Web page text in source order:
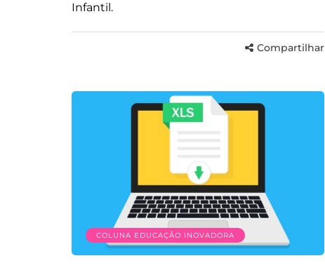
Infantil.
Compartilhar
COLUNA EDUCAÇÃO INOVADORA